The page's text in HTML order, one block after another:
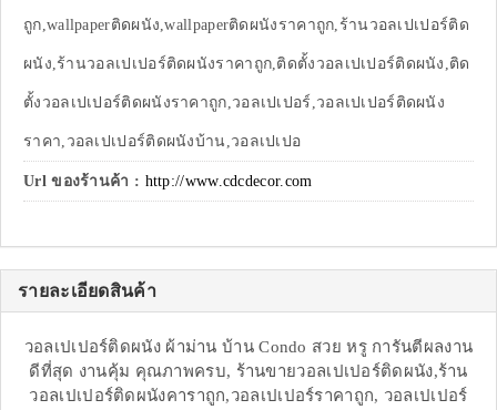
ถูก,wallpaperติดผนัง,wallpaperติดผนังราคาถูก,ร้านวอลเปเปอร์ติด
ผนัง,ร้านวอลเปเปอร์ติดผนังราคาถูก,ติดตั้งวอลเปเปอร์ติดผนัง,ติด
ตั้งวอลเปเปอร์ติดผนังราคาถูก,วอลเปเปอร์,วอลเปเปอร์ติดผนัง
ราคา,วอลเปเปอร์ติดผนังบ้าน,วอลเปเปอ
Url ของร้านค้า : http://www.cdcdecor.com
รายละเอียดสินค้า
วอลเปเปอร์ติดผนัง ผ้าม่าน บ้าน Condo สวย หรู การันตีผลงาน
ดีที่สุด งานคุ้ม คุณภาพครบ, ร้านขายวอลเปเปอร์ติดผนัง,ร้าน
วอลเปเปอร์ติดผนังคาราถูก,วอลเปเปอร์ราคาถูก, วอลเปเปอร์